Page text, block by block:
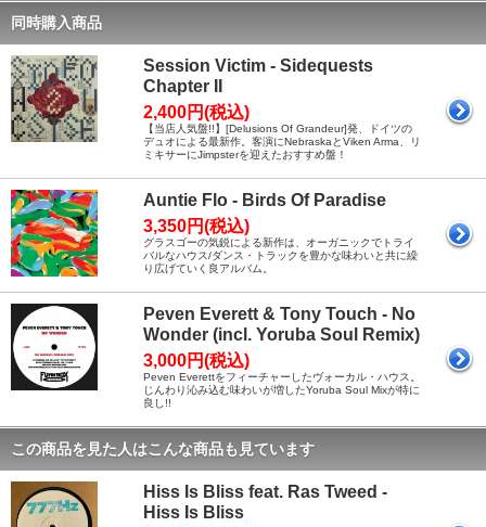
同時購入商品
Session Victim - Sidequests
Chapter II
2,400円(税込)
【当店人気盤!!】[Delusions Of Grandeur]発、ドイツの
デュオによる最新作。客演にNebraskaとViken Arma、リ
ミキサーにJimpsterを迎えたおすすめ盤！
Auntie Flo - Birds Of Paradise
3,350円(税込)
グラスゴーの気鋭による新作は、オーガニックでトライ
バルなハウス/ダンス・トラックを豊かな味わいと共に繰
り広げていく良アルバム。
Peven Everett & Tony Touch - No
Wonder (incl. Yoruba Soul Remix)
3,000円(税込)
Peven Everettをフィーチャーしたヴォーカル・ハウス。
じんわり沁み込む味わいが増したYoruba Soul Mixが特に
良し!!
この商品を見た人はこんな商品も見ています
Hiss Is Bliss feat. Ras Tweed -
Hiss Is Bliss